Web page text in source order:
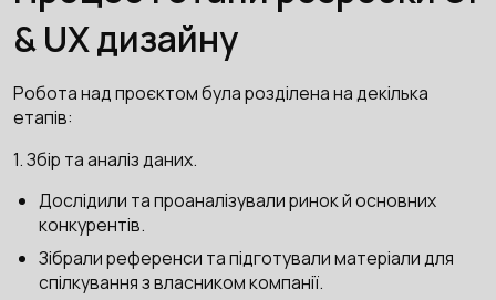
& UX дизайну
Робота над проєктом була розділена на декілька
етапів:
1. Збір та аналіз даних.
Дослідили та проаналізували ринок й основних
конкурентів.
Зібрали референси та підготували матеріали для
спілкування з власником компанії.